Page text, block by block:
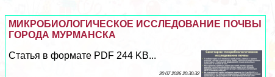
МИКРОБИОЛОГИЧЕСКОЕ ИССЛЕДОВАНИЕ ПОЧВЫ
ГОРОДА МУРМАНСКА
Статья в формате PDF 244 KB...
20 07 2026 20:30:32